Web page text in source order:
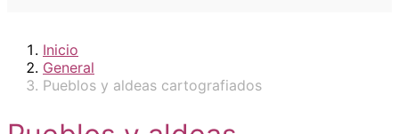
Inicio
General
Pueblos y aldeas cartografiados